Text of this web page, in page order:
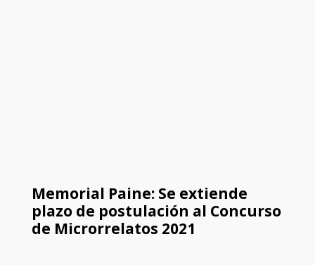
Memorial Paine: Se extiende
plazo de postulación al Concurso
de Microrrelatos 2021